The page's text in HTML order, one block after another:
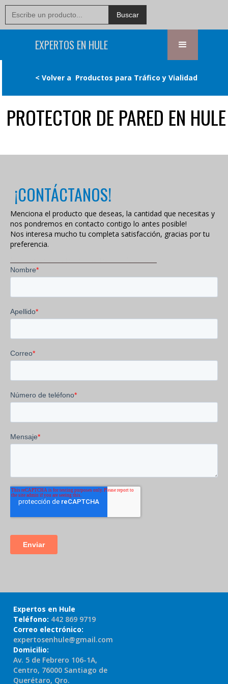
EXPERTOS EN HULE
< Volver a Productos para Tráfico y Vialidad
PROTECTOR DE PARED EN HULE
¡CONTÁCTANOS!
Menciona el producto que deseas, la cantidad que necesitas y
nos pondremos en contacto contigo lo antes posible!
Nos interesa mucho tu completa satisfacción, gracias por tu
preferencia.
Expertos en Hule
Teléfono: 442 869 9719
Correo electrónico:
expertosenhule@gmail.com
Domicilio:
Av. 5 de Febrero 106-1A,
Centro, 76000 Santiago de
Querétaro, Qro.